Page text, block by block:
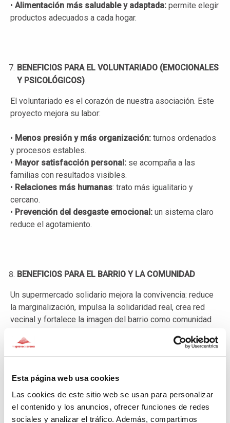
Esta página web usa cookies
Las cookies de este sitio web se usan para personalizar
el contenido y los anuncios, ofrecer funciones de redes
sociales y analizar el tráfico. Además, compartimos
• Alimentación más saludable y adaptada: permite elegir
productos adecuados a cada hogar.
BENEFICIOS PARA EL VOLUNTARIADO (EMOCIONALES
Y PSICOLÓGICOS)
El voluntariado es el corazón de nuestra asociación. Este
proyecto mejora su labor:
• Menos presión y más organización: turnos ordenados
y procesos estables.
• Mayor satisfacción personal: se acompaña a las
familias con resultados visibles.
• Relaciones más humanas: trato más igualitario y
cercano.
• Prevención del desgaste emocional: un sistema claro
reduce el agotamiento.
BENEFICIOS PARA EL BARRIO Y LA COMUNIDAD
Un supermercado solidario mejora la convivencia: reduce
la marginalización, impulsa la solidaridad real, crea red
vecinal y fortalece la imagen del barrio como comunidad
comercios, empresas y entidades.
LA IMPORTANCIA DE UN LOCAL GRANDE Y DE FÁCIL
ACCESO